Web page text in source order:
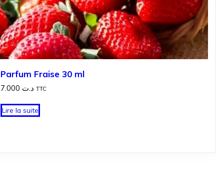
Parfum Fraise 30 ml
د.ت TTC
Lire la suite